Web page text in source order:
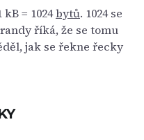
= 1024bytů. 1024 se
říká, že se tomu
jak se řekne řecky